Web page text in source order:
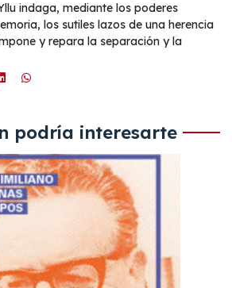
indaga, mediante los poderes
los sutiles lazos de una herencia
y repara la separación y la
podría interesarte